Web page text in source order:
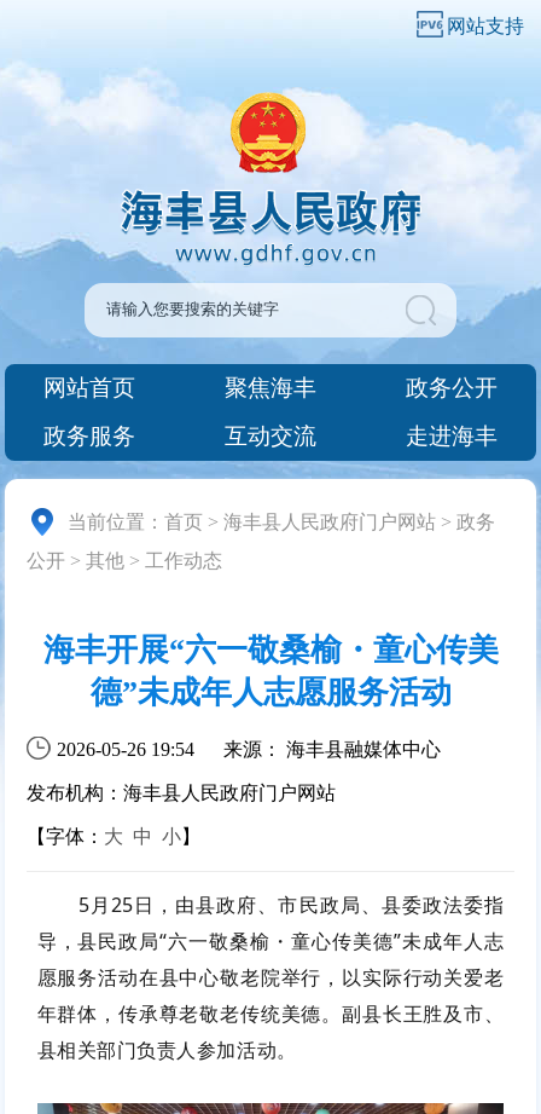
网站支持
网站首页 聚焦海丰
政务公开
政务服务
互动交流 走进海丰
当前位置：首页 >海丰县人民政府门户网站 >政务
公开 >其他 > 工作动态
海丰开展“六一敬桑榆・童心传美
德”未成年人志愿服务活动
2026-05-26 19:54 来源： 海丰县融媒体中心
发布机构：海丰县人民政府门户网站
【字体： 大 中 小】
5月25日，由县政府、市民政局、县委政法委指
导，县民政局“六一敬桑榆・童心传美德”未成年人志
愿服务活动在县中心敬老院举行，以实际行动关爱老
年群体，传承尊老敬老传统美德。副县长王胜及市、
县相关部门负责人参加活动。